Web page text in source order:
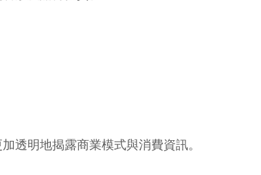
透明地揭露商業模式與消費資訊。